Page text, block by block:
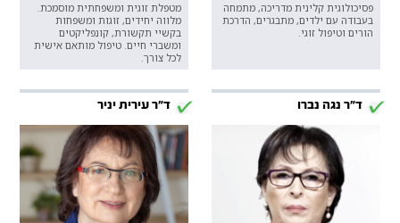
פסיכולוגית קלינית מדריכה, מתמחה
בעבודה עם ילדים, מתבגרים, הדרכת
הורים וטיפול זוגי.
מטפלת זוגית ומשפחתית מוסמכת.
מלווה יחידים, זוגות ומשפחות
בקשיי תקשורת, קונפליקטים
ומשברי חיים. טיפול מותאם אישית
לכל צורך.
ד"ר נגה נברו ד"ר עירית יניר